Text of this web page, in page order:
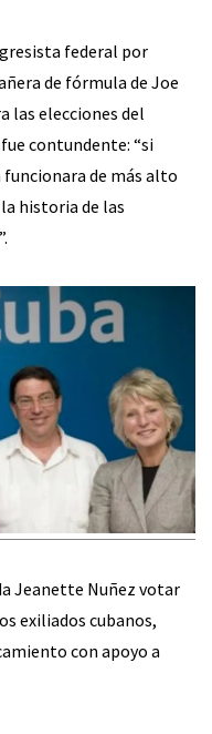
federal por
de fórmula de Joe
las elecciones del
contundente: “si
funcionara de más alto
historia de las
Jeanette Nuñez votar
exiliados cubanos,
con apoyo a